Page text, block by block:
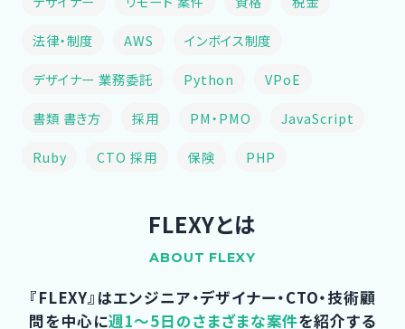
法律・制度 AWS インボイス制度
デザイナー 業務委託 Python VPoE
書類 書き方 採用 PM・PMO JavaScript
Ruby CTO 採用 保険 PHP
FLEXYとは
ABOUT FLEXY
『FLEXY』はエンジニア・デザイナー・CTO・技術顧
問を中心に週1～5日のさまざまな案件を紹介する